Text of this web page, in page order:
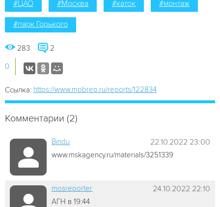
#ЦАО #Москва #каток #монтаж
#парк Горького
283 2
0
Ссылка: https://www.mobrep.ru/reports/122834
Комментарии (2)
Bindu 22.10.2022 23:00
www.mskagency.ru/materials/3251339
mosreporter 24.10.2022 22:10
АГН в 19:44